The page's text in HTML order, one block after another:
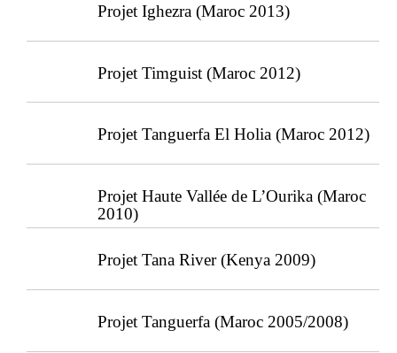
Projet Ighezra (Maroc 2013)
Projet Timguist (Maroc 2012)
Projet Tanguerfa El Holia (Maroc 2012)
Projet Haute Vallée de L’Ourika (Maroc
2010)
Projet Tana River (Kenya 2009)
Projet Tanguerfa (Maroc 2005/2008)